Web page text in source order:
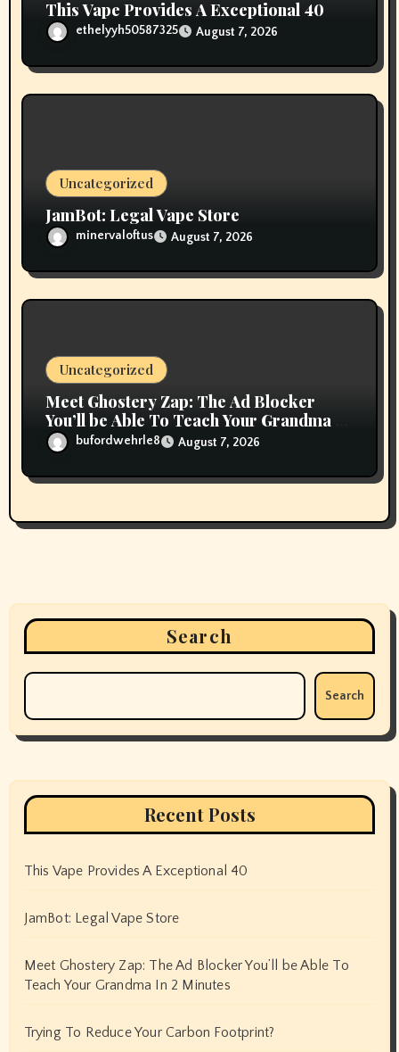
This Vape Provides A Exceptional 40
ethelyyh50587325 August 7, 2026
Uncategorized
JamBot: Legal Vape Store
minervaloftus August 7, 2026
Uncategorized
Meet Ghostery Zap: The Ad Blocker
You’ll be Able To Teach Your Grandma In
2 Minutes
bufordwehrle8 August 7, 2026
Search
Search
Recent Posts
This Vape Provides A Exceptional 40
JamBot: Legal Vape Store
Meet Ghostery Zap: The Ad Blocker You’ll be Able To
Teach Your Grandma In 2 Minutes
Trying To Reduce Your Carbon Footprint?